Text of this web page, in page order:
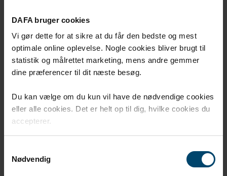
DAFA bruger cookies
Vi gør dette for at sikre at du får den bedste og mest
optimale online oplevelse. Nogle cookies bliver brugt til
statistik og målrettet marketing, mens andre gemmer
dine præferencer til dit næste besøg.
Du kan vælge om du kun vil have de nødvendige cookies
eller alle cookies. Det er helt op til dig, hvilke cookies du
accepterer.
Nødvendig
kuldeisolering)
Udvendig tætning, aflastning,
understøtning og udfyldning mv.
(produktet er UV-bestandigt).
Tætninger og pakninger i opgaver
påvirkninger.
Emballageløsninger.